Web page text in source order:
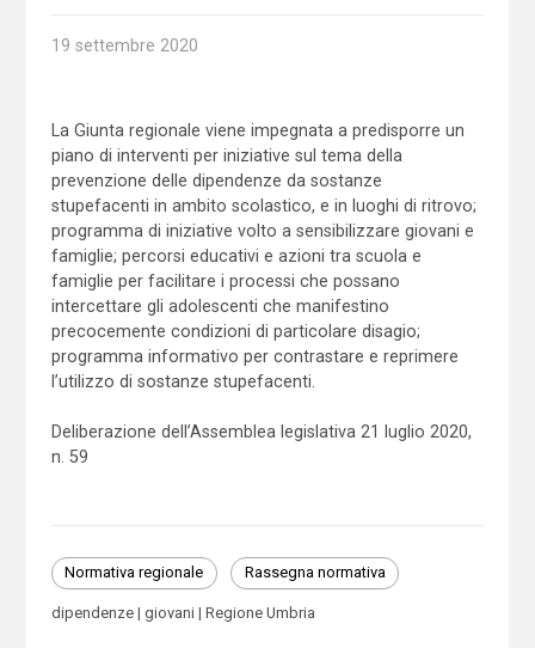
19 settembre 2020
La Giunta regionale viene impegnata a predisporre un
piano di interventi per iniziative sul tema della
prevenzione delle dipendenze da sostanze
stupefacenti in ambito scolastico, e in luoghi di ritrovo;
programma di iniziative volto a sensibilizzare giovani e
famiglie; percorsi educativi e azioni tra scuola e
famiglie per facilitare i processi che possano
intercettare gli adolescenti che manifestino
precocemente condizioni di particolare disagio;
programma informativo per contrastare e reprimere
l’utilizzo di sostanze stupefacenti.
Deliberazione dell’Assemblea legislativa 21 luglio 2020,
n. 59
Normativa regionale Rassegna normativa
dipendenze giovani Regione Umbria